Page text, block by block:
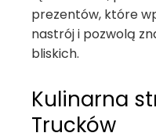
prezentów, które
nastrój i pozwolą
bliskich.
Kulinarna
Trucków